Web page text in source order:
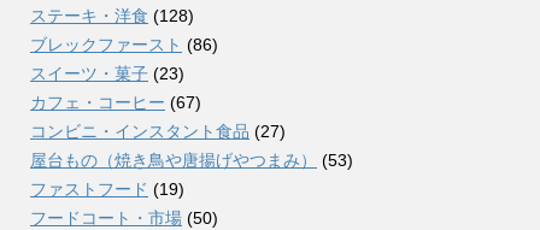
ステーキ・洋食 (128)
ブレックファースト (86)
スイーツ・菓子 (23)
カフェ・コーヒー (67)
コンビニ・インスタント食品 (27)
屋台もの（焼き鳥や唐揚げやつまみ）
(53)
ファストフード (19)
フードコート・市場 (50)